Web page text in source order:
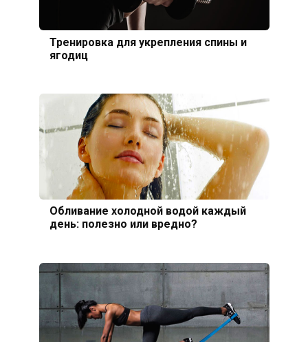
Тренировка для укрепления спины и
ягодиц
Обливание холодной водой каждый
день: полезно или вредно?